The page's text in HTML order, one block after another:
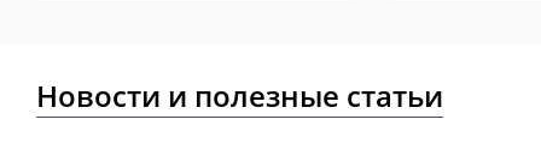
Новости и полезные статьи